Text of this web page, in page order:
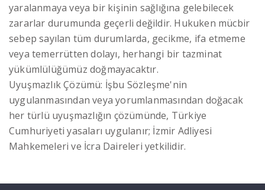
yaralanmaya veya bir kişinin sağlığına gelebilecek
zararlar durumunda geçerli değildir. Hukuken mücbir
sebep sayılan tüm durumlarda, gecikme, ifa etmeme
veya temerrütten dolayı, herhangi bir tazminat
yükümlülüğümüz doğmayacaktır.
Uyuşmazlık Çözümü: İşbu Sözleşme'nin
uygulanmasından veya yorumlanmasından doğacak
her türlü uyuşmazlığın çözümünde, Türkiye
Cumhuriyeti yasaları uygulanır; İzmir Adliyesi
Mahkemeleri ve İcra Daireleri yetkilidir.